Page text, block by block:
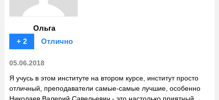
Ольга
+ 2
Отлично
05.06.2018
Я учусь в этом институте на втором курсе, институт просто
отличный, преподаватели самые-самые лучшие, особенно